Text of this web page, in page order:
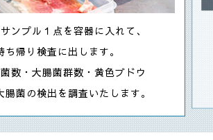
ンプル１点を容器に入れて、
ち帰り検査に出します。
数・大腸菌群数・黄色ブドウ
腸菌の検出を調査いたします。